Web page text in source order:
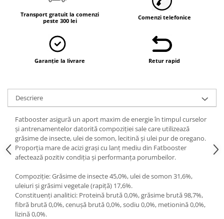
Transport gratuit la comenzi
peste 300 lei
Comenzi telefonice
Garanție la livrare Retur rapid
Descriere
Fatbooster asigură un aport maxim de energie în timpul curselor
și antrenamentelor datorită compoziției sale care utilizează
grăsime de insecte, ulei de somon, lecitină și ulei pur de oregano.
Proporția mare de acizi grași cu lanț mediu din Fatbooster
afectează pozitiv condiția și performanța porumbeilor.
Compoziție: Grăsime de insecte 45,0%, ulei de somon 31,6%,
uleiuri și grăsimi vegetale (rapiță) 17,6%.
Constituenți analitici: Proteină brută 0,0%, grăsime brută 98,7%,
fibră brută 0,0%, cenușă brută 0,0%, sodiu 0,0%, metionină 0,0%,
lizină 0,0%.